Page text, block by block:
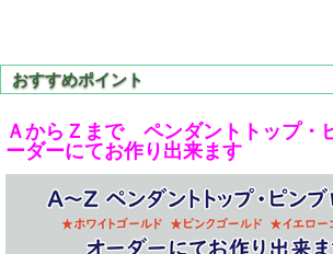
ＡからＺまで ペンダントトップ
ーダーにてお作り出来ます